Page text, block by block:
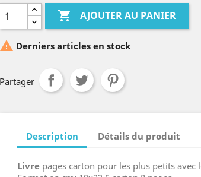
 AJOUTER AU PANIER
 Derniers articles en stock
Partager
Description Détails du produit
Livre pages carton pour les plus petits avec